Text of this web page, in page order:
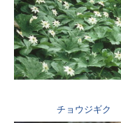
チョウジギク